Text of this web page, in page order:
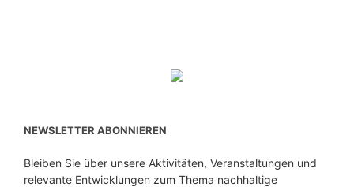
NEWSLETTER ABONNIEREN
Bleiben Sie über unsere Aktivitäten, Veranstaltungen und
relevante Entwicklungen zum Thema nachhaltige